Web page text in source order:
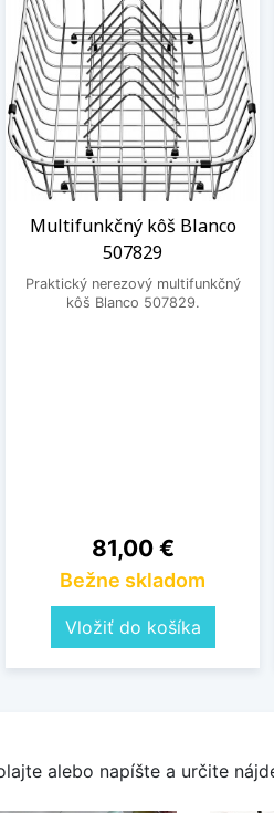
Multifunkčný kôš Blanco
507829
Praktický nerezový multifunkčný
kôš Blanco 507829.
Cena
81,00 €
Bežne skladom
Vložiť do košíka
alebo napíšte a určite